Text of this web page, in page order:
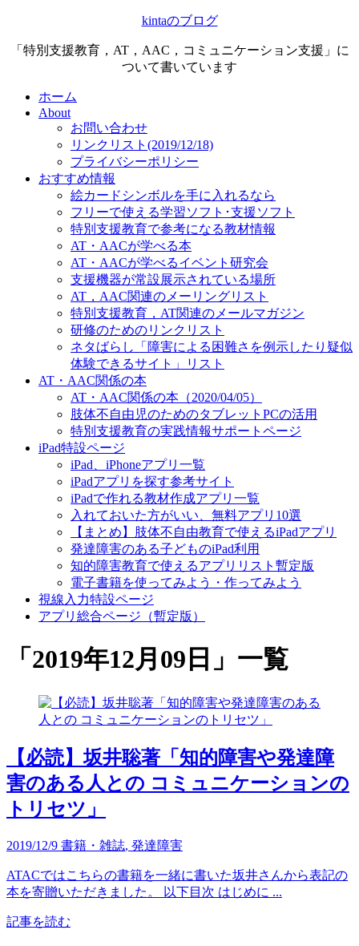
kintaのブログ
「特別支援教育，AT，AAC，コミュニケーション支援」に
ついて書いています
ホーム
About
お問い合わせ
リンクリスト(2019/12/18)
プライバシーポリシー
おすすめ情報
絵カードシンボルを手に入れるなら
フリーで使える学習ソフト･支援ソフト
特別支援教育で参考になる教材情報
AT・AACが学べる本
AT・AACが学べるイベント研究会
支援機器が常設展示されている場所
AT，AAC関連のメーリングリスト
特別支援教育，AT関連のメールマガジン
研修のためのリンクリスト
ネタばらし「障害による困難さを例示したり疑似
体験できるサイト」リスト
AT・AAC関係の本
AT・AAC関係の本（2020/04/05）
肢体不自由児のためのタブレットPCの活用
特別支援教育の実践情報サポートページ
iPad特設ページ
iPad、iPhoneアプリ一覧
iPadアプリを探す参考サイト
iPadで作れる教材作成アプリ一覧
入れておいた方がいい、無料アプリ10選
【まとめ】肢体不自由教育で使えるiPadアプリ
発達障害のある子どものiPad利用
知的障害教育で使えるアプリリスト暫定版
電子書籍を使ってみよう・作ってみよう
視線入力特設ページ
アプリ総合ページ（暫定版）
「 2019年12月09日 」 一覧
【必読】坂井聡著「知的障害や発達障
害のある人との コミュニケーションの
トリセツ」
2019/12/9 書籍・雑誌, 発達障害
ATACではこちらの書籍を一緒に書いた坂井さんから表記の
本を寄贈いただきました。 以下目次 はじめに ...
記事を読む